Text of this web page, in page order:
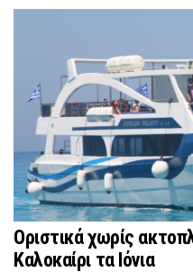
Οριστικά χωρίς
Καλοκαίρι τα Ιόνια